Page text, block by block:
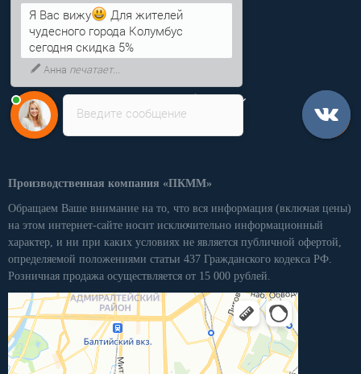
Информация
Личный кабинет
Производственная компания «ПКММ»
Обращаем Ваше внимание на то, что вся информация (включая цены)
на этом интернет-сайте носит исключительно информационный
характер, и ни при каких условиях не является публичной офертой,
определяемой положениями статьи 437 Гражданского кодекса РФ.
Розничная продажа осуществляется от 15 000 рублей.
Введите сообщение
Я Вас вижу
Для жителей
чудесного города Колумбус
сегодня скидка 5%
Анна печатает...